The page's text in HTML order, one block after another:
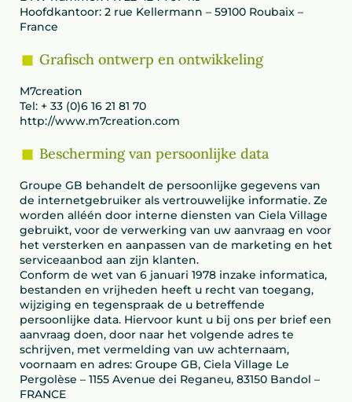
Hoofdkantoor: 2 rue Kellermann – 59100 Roubaix –
France
Grafisch ontwerp en ontwikkeling
M7creation
Tel: + 33 (0)6 16 21 81 70
http://www.m7creation.com
Bescherming van persoonlijke data
Groupe GB behandelt de persoonlijke gegevens van
de internetgebruiker als vertrouwelijke informatie. Ze
worden alléén door interne diensten van Ciela Village
gebruikt, voor de verwerking van uw aanvraag en voor
het versterken en aanpassen van de marketing en het
serviceaanbod aan zijn klanten.
Conform de wet van 6 januari 1978 inzake informatica,
bestanden en vrijheden heeft u recht van toegang,
wijziging en tegenspraak de u betreffende
persoonlijke data. Hiervoor kunt u bij ons per brief een
aanvraag doen, door naar het volgende adres te
schrijven, met vermelding van uw achternaam,
voornaam en adres: Groupe GB, Ciela Village Le
Pergolèse – 1155 Avenue dei Reganeu, 83150 Bandol –
FRANCE